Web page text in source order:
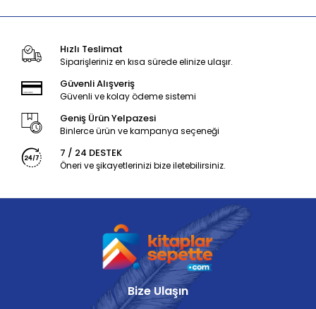
Hızlı Teslimat
Siparişleriniz en kısa sürede elinize ulaşır.
Güvenli Alışveriş
Güvenli ve kolay ödeme sistemi
Geniş Ürün Yelpazesi
Binlerce ürün ve kampanya seçeneği
7 / 24 DESTEK
Öneri ve şikayetlerinizi bize iletebilirsiniz.
Bize Ulaşın